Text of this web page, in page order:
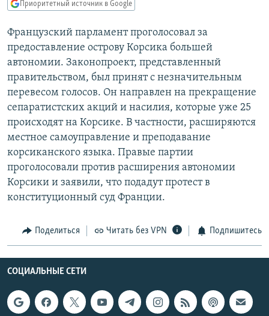
СИБИРЬ.РЕАЛИИ
РАСПИСАНИЕ ВЕЩАНИЯ
ПОДПИШИТЕСЬ НА РАССЫЛКУ
СОЦИАЛЬНЫЕ СЕТИ
Все сайты РСЕ/РС
Приоритетный источник в Google
Французский парламент проголосовал за
предоставление острову Корсика большей
автономии. Законопроект, представленный
правительством, был принят с незначительным
перевесом голосов. Он направлен на прекращение
сепаратистских акций и насилия, которые уже 25
происходят на Корсике. В частности, расширяются
местное самоуправление и преподавание
корсиканского языка. Правые партии
проголосовали против расширения автономии
Корсики и заявили, что подадут протест в
конституционный суд Франции.
Поделиться Читать без VPN Подпишитесь
СОЦИАЛЬНЫЕ СЕТИ